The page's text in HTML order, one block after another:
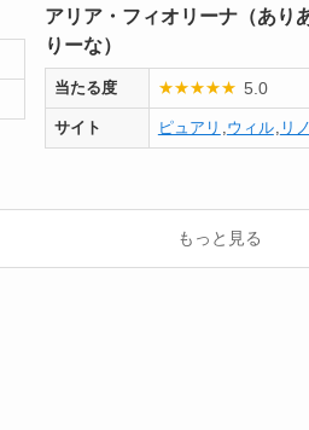
アリア・フィオリーナ（あり
りーな）
当たる度 ★★★★★ 5.0
サイト ピュアリ ,ウィル, リ
もっと見る